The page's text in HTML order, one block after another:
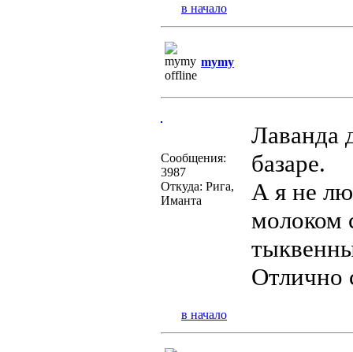
в начало
mymy
Сообщения:
3987
Откуда: Рига,
Иманта
Лаванда
базаре.
А я не
молоком
Отлично
в начало